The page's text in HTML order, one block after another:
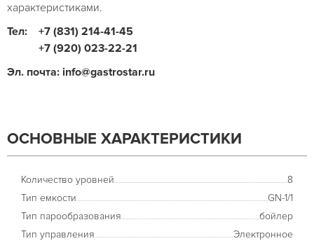
характеристиками.
Тел:
+7 (831) 214-41-45
+7 (920) 023-22-21
Эл. почта: info@gastrostar.ru
ОСНОВНЫЕ ХАРАКТЕРИСТИКИ
Количество уровней
8
Тип емкости
GN-1/1
Тип парообразования
бойлер
Тип управления
Электронное